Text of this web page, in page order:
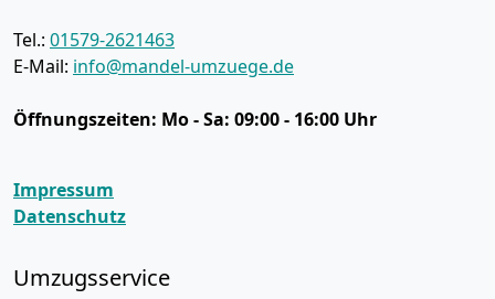
Tel.: 01579-2621463
E-Mail: info@mandel-umzuege.de
Öffnungszeiten: Mo - Sa: 09:00 - 16:00 Uhr
Impressum
Datenschutz
Umzugsservice